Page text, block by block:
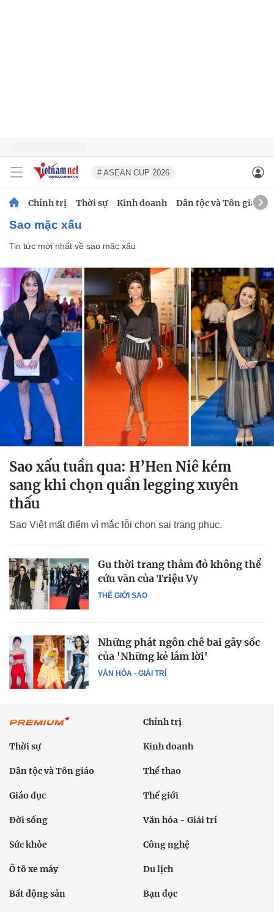
# ASEAN CUP 2026
Chính trị Thời sự Kinh doanh Dân tộc và Tôn giáo
sao mặc xấu
Tin tức mới nhất về sao mặc xấu
Sao xấu tuần qua: H’Hen Niê kém
sang khi chọn quần legging xuyên
thấu
Sao Việt mất điểm vì mắc lỗi chọn sai trang phục.
THẾ GIỚI SAO
Gu thời trang thảm đỏ không thể
cứu vãn của Triệu Vy
VĂN HÓA - GIẢI TRÍ
Những phát ngôn chê bai gây sốc
của 'Những kẻ lắm lời'
Chính trị
Thời sự Kinh doanh
Dân tộc và Tôn giáo Thể thao
Giáo dục Thế giới
Đời sống Văn hóa - Giải trí
Sức khỏe Công nghệ
Ô tô xe máy Du lịch
Bất động sản Bạn đọc